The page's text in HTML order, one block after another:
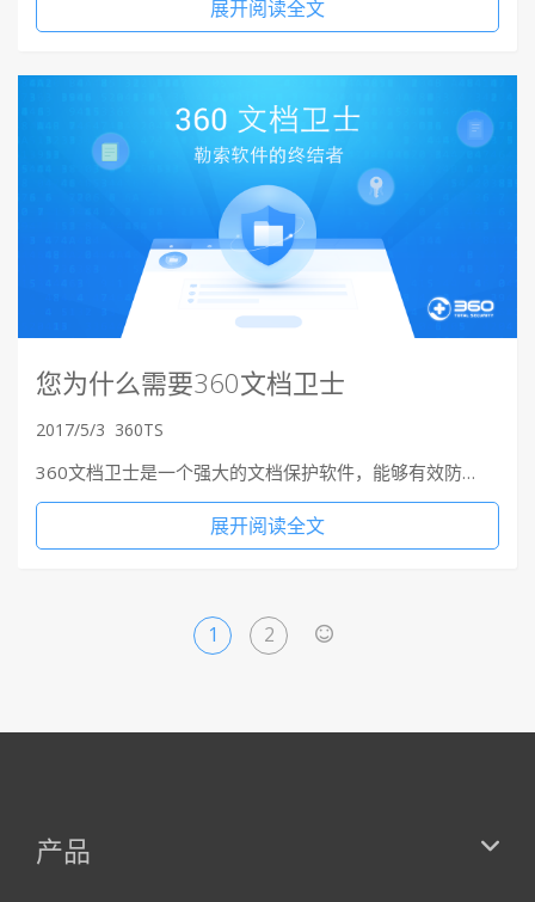
展开阅读全文
您为什么需要360文档卫士
2017/5/3 360TS
360文档卫士是一个强大的文档保护软件，能够有效防…
展开阅读全文
1 2
产品